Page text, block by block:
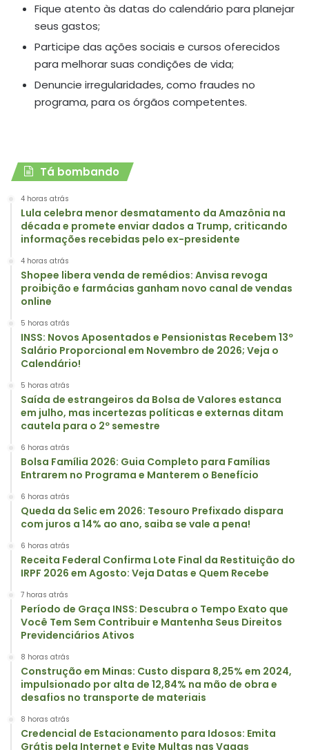
Fique atento às datas do calendário para planejar
seus gastos;
Participe das ações sociais e cursos oferecidos
para melhorar suas condições de vida;
Denuncie irregularidades, como fraudes no
programa, para os órgãos competentes.
Tá bombando
4 horas atrás
Lula celebra menor desmatamento da Amazônia na
década e promete enviar dados a Trump, criticando
informações recebidas pelo ex-presidente
4 horas atrás
Shopee libera venda de remédios: Anvisa revoga
proibição e farmácias ganham novo canal de vendas
online
5 horas atrás
INSS: Novos Aposentados e Pensionistas Recebem 13º
Salário Proporcional em Novembro de 2026; Veja o
Calendário!
5 horas atrás
Saída de estrangeiros da Bolsa de Valores estanca
em julho, mas incertezas políticas e externas ditam
cautela para o 2º semestre
6 horas atrás
Bolsa Família 2026: Guia Completo para Famílias
Entrarem no Programa e Manterem o Benefício
6 horas atrás
Queda da Selic em 2026: Tesouro Prefixado dispara
com juros a 14% ao ano, saiba se vale a pena!
6 horas atrás
Receita Federal Confirma Lote Final da Restituição do
IRPF 2026 em Agosto: Veja Datas e Quem Recebe
7 horas atrás
Período de Graça INSS: Descubra o Tempo Exato que
Você Tem Sem Contribuir e Mantenha Seus Direitos
Previdenciários Ativos
8 horas atrás
Construção em Minas: Custo dispara 8,25% em 2024,
impulsionado por alta de 12,84% na mão de obra e
desafios no transporte de materiais
8 horas atrás
Credencial de Estacionamento para Idosos: Emita
Grátis pela Internet e Evite Multas nas Vagas